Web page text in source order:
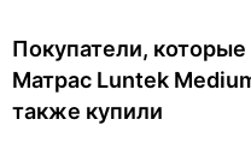
Покупатели,
Матрас Luntek
также купили